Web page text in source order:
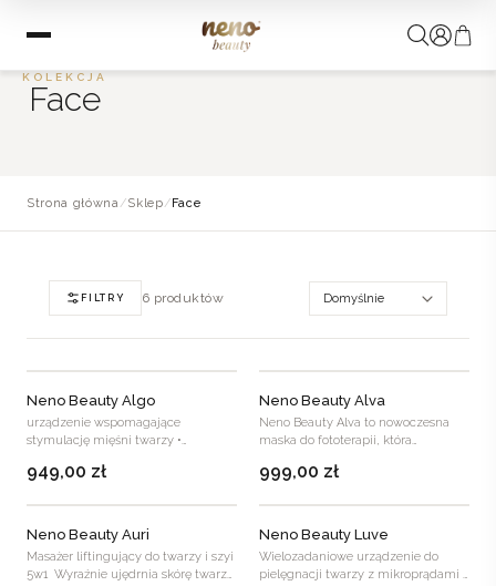
KOLEKCJA
Face
Strona główna /Sklep/Face
FILTRY 6 produktów
Neno Beauty Algo
urządzenie wspomagające
stymulację mięśni twarzy •
skóry • Efekt…
949,00 zł
Neno Beauty Alva
Neno Beauty Alva to nowoczesna
maska do fototerapii, która
999,00 zł
Neno Beauty Auri
Masażer liftingujący do twarzy i szyi
5w1 Wyraźnie ujędrnia skórę twarzy
Neno Beauty Luve
Wielozadaniowe urządzenie do
pielęgnacji twarzy z mikroprądami i